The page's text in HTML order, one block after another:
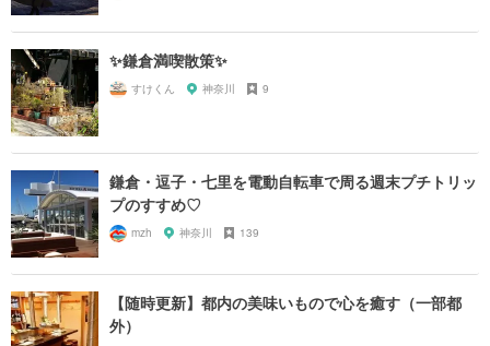
✨鎌倉満喫散策✨
すけくん 神奈川 9
鎌倉・逗子・七里を電動自転車で周る週末プチトリッ
プのすすめ♡
mzh 神奈川 139
【随時更新】都内の美味いもので心を癒す（一部都
外）